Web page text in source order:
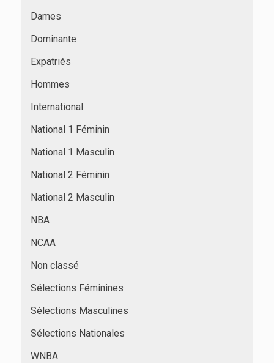
Dames
Dominante
Expatriés
Hommes
International
National 1 Féminin
National 1 Masculin
National 2 Féminin
National 2 Masculin
NBA
NCAA
Non classé
Sélections Féminines
Sélections Masculines
Sélections Nationales
WNBA